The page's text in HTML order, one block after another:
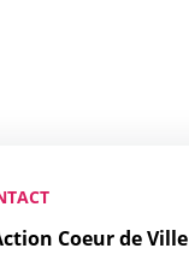
Coeur de Ville